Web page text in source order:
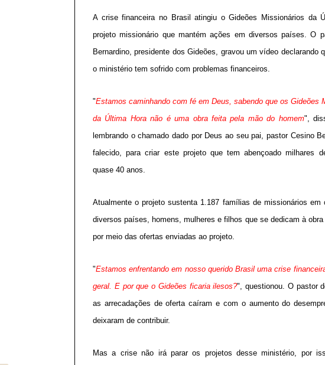
A crise financeira no Brasil atingiu o Gideões Missionários da
projeto missionário que mantém ações em diversos países. O
Bernardino, presidente dos Gideões, gravou um vídeo declarando
o ministério tem sofrido com problemas financeiros.
"Estamos caminhando com fé em Deus, sabendo que os Gideões
da Última Hora não é uma obra feita pela mão do homem",
lembrando o chamado dado por Deus ao seu pai, pastor Cesino
falecido, para criar este projeto que tem abençoado milhares
quase 40 anos.
Atualmente o projeto sustenta 1.187 famílias de missionários em
diversos países, homens, mulheres e filhos que se dedicam à
por meio das ofertas enviadas ao projeto.
"Estamos enfrentando em nosso querido Brasil uma crise
geral. E por que o Gideões ficaria ilesos?", questionou. O pastor
as arrecadações de oferta caíram e com o aumento do
deixaram de contribuir.
Mas a crise não irá parar os projetos desse ministério, por